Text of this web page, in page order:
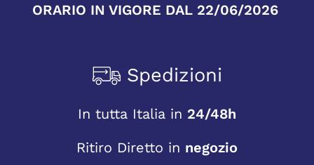
ORARIO IN VIGORE DAL 22/06/2026
Spedizioni
In tutta Italia in 24/48h
Ritiro Diretto in negozio